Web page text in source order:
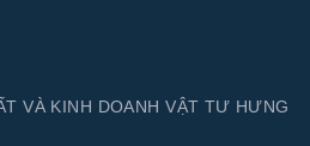
VÀ KINH DOANH VẬT TƯ HƯNG